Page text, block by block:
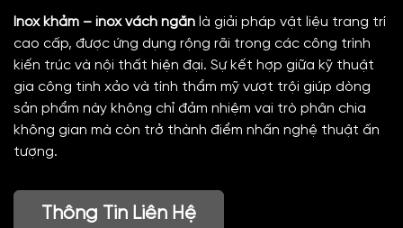
Inox khảm – inox vách ngăn là giải pháp vật liệu trang trí
cao cấp, được ứng dụng rộng rãi trong các công trình
kiến trúc và nội thất hiện đại. Sự kết hợp giữa kỹ thuật
gia công tinh xảo và tính thẩm mỹ vượt trội giúp dòng
sản phẩm này không chỉ đảm nhiệm vai trò phân chia
không gian mà còn trở thành điểm nhấn nghệ thuật ấn
tượng.
Thông Tin Liên Hệ